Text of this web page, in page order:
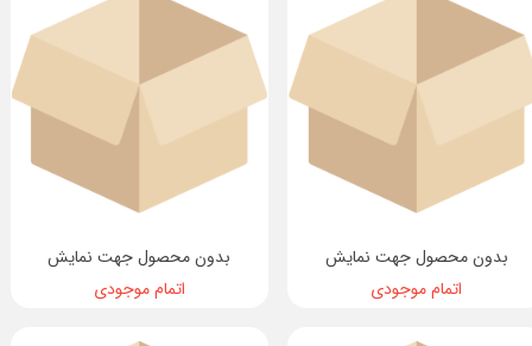
بدون محصول جهت نمایش
اتمام موجودی
بدون محصول جهت نمایش
اتمام موجودی